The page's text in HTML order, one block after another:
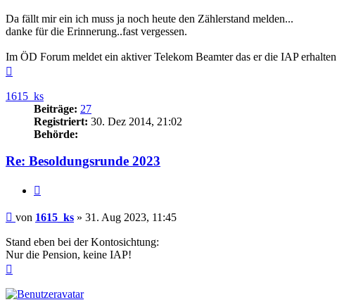
Da fällt mir ein ich muss ja noch heute den Zählerstand melden...
danke für die Erinnerung..fast vergessen.
Im ÖD Forum meldet ein aktiver Telekom Beamter das er die IAP
1615_ks
Beiträge: 27
Registriert: 30. Dez 2014, 21:02
Behörde:
Re: Besoldungsrunde 2023
Beitrag
von 1615_ks » 31. Aug 2023, 11:45
Stand eben bei der Kontosichtung:
Nur die Pension, keine IAP!